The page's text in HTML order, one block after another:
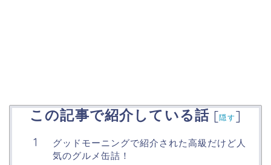
この記事で紹介している話 [隠す]
グッドモーニングで紹介された高級だけど人
気のグルメ缶詰！